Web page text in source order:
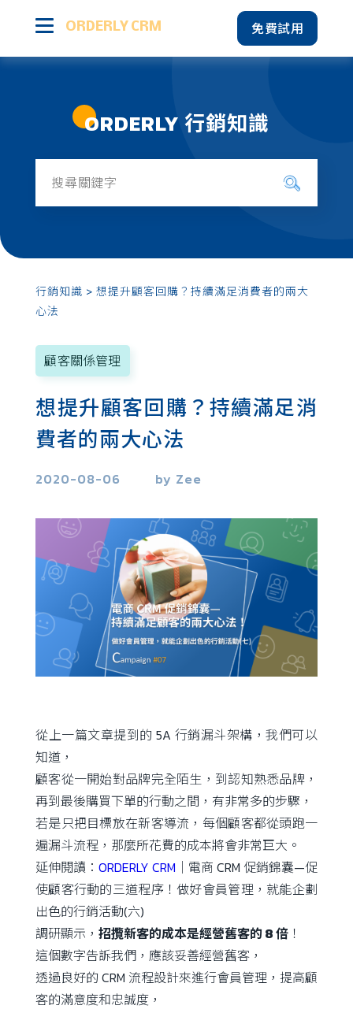
免費試用
ORDERLY CRM
智能會員經營
行銷知識
電商行銷
成功案例
ORDERLY 行銷知識
行銷知識 > 想提升顧客回購？持續滿足消費者的兩大
心法
顧客關係管理
想提升顧客回購？持續滿足消
費者的兩大心法
2020-08-06 by Zee
從上一篇文章提到的 5A 行銷漏斗架構，我們可以
知道，
顧客從一開始對品牌完全陌生，到認知熟悉品牌，
再到最後購買下單的行動之間，有非常多的步驟，
若是只把目標放在新客導流，每個顧客都從頭跑一
遍漏斗流程，那麼所花費的成本將會非常巨大。
延伸閱讀： ORDERLY CRM ｜電商 CRM 促銷錦囊—促
使顧客行動的三道程序！做好會員管理，就能企劃
出色的行銷活動(六)
調研顯示， 招攬新客的成本是經營舊客的 8 倍 ！
這個數字告訴我們，應該妥善經營舊客，
透過良好的 CRM 流程設計來進行會員管理，提高顧
客的滿意度和忠誠度，